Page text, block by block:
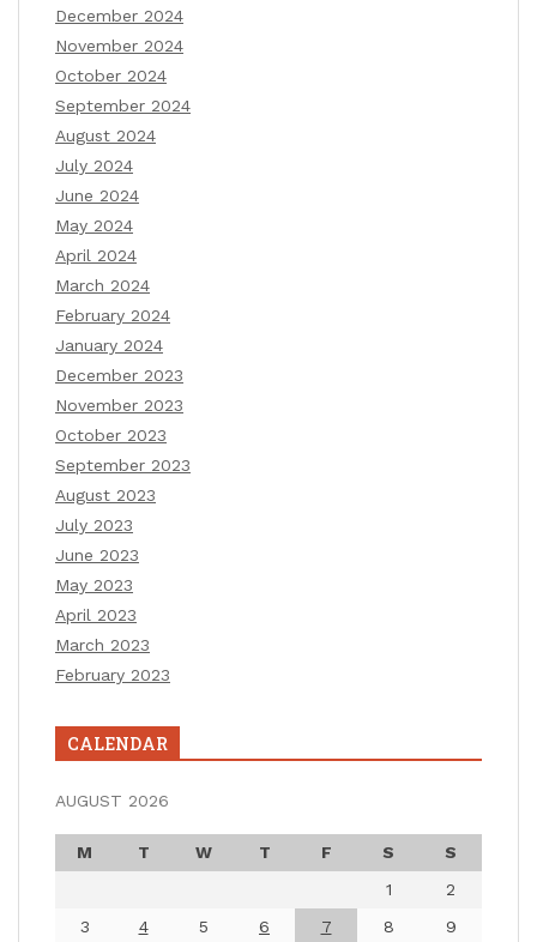
December 2024
November 2024
October 2024
September 2024
August 2024
July 2024
June 2024
May 2024
April 2024
March 2024
February 2024
January 2024
December 2023
November 2023
October 2023
September 2023
August 2023
July 2023
June 2023
May 2023
April 2023
March 2023
February 2023
CALENDAR
AUGUST 2026
M T W T F S
S
1
2
3
4 5 6 7 8
9